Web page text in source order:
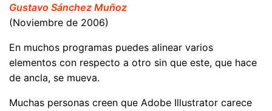
Gustavo Sánchez Muñoz
(Noviembre de 2006)
En muchos programas puedes alinear varios
elementos con respecto a otro sin que este, que hace
de ancla, se mueva.
Muchas personas creen que Adobe Illustrator carece